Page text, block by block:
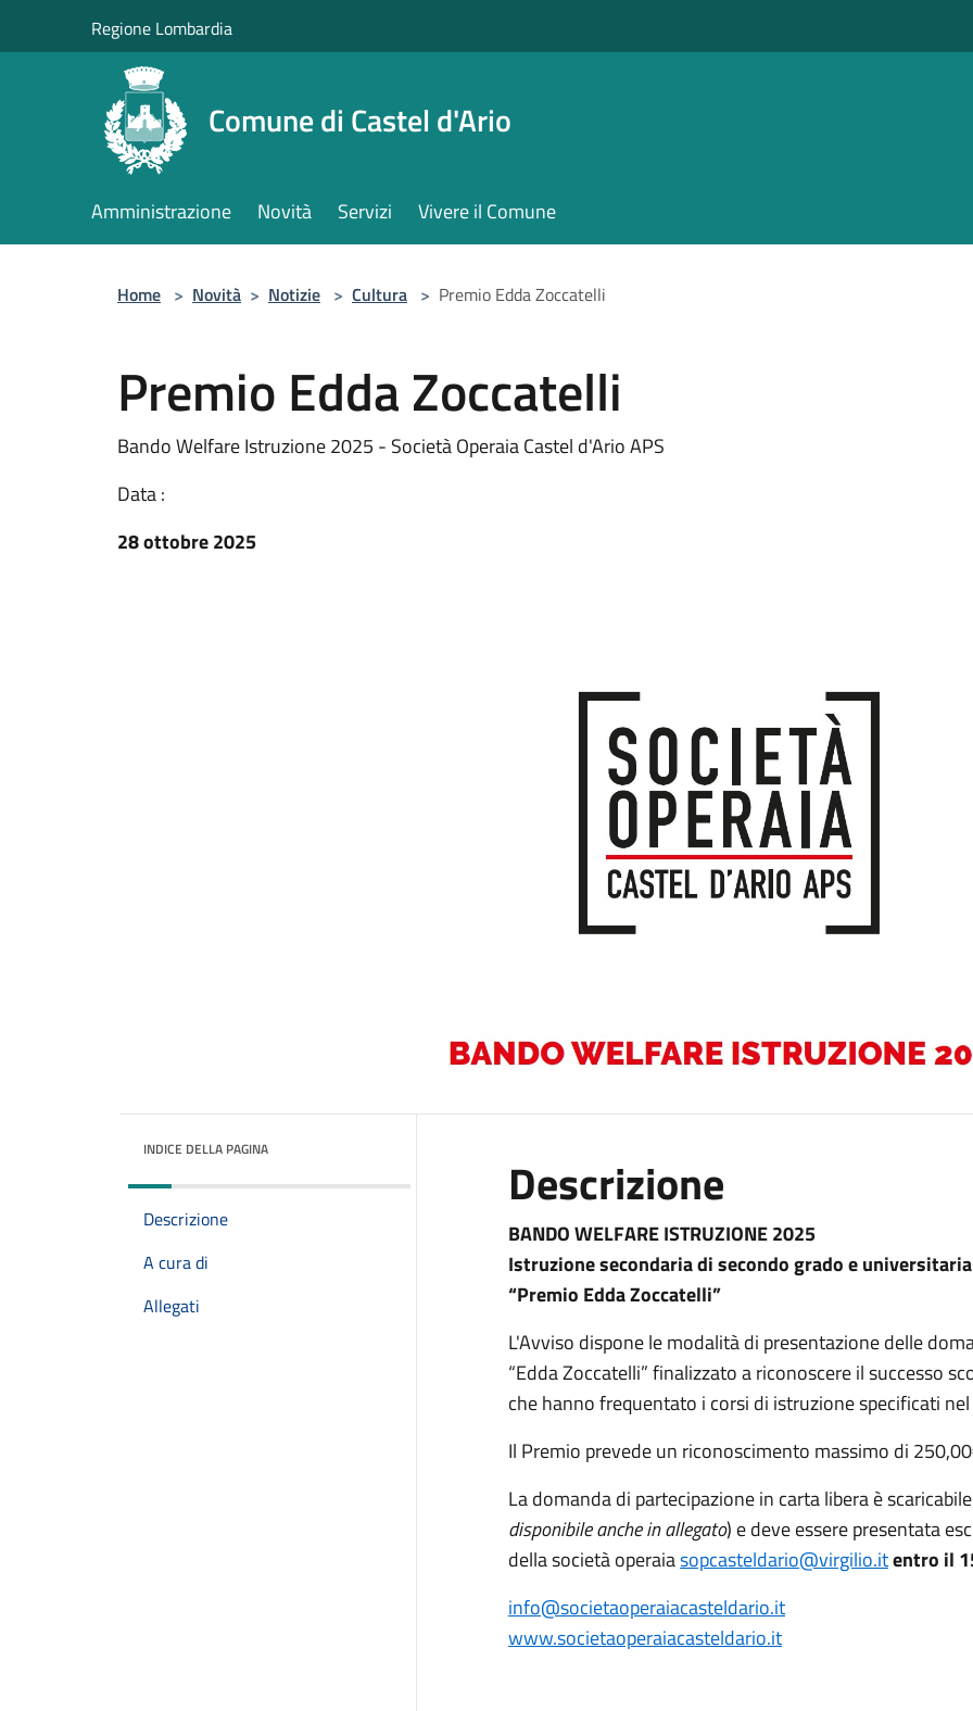
Regione Lombardia
Comune di Castel d'Ario
Amministrazione Novità Servizi Vivere il Comune
Home > Novità > Notizie > Cultura > Premio Edda Zoccatelli
Premio Edda Zoccatelli
Bando Welfare Istruzione 2025 - Società Operaia Castel d'Ario APS
Data :
28 ottobre 2025
INDICE DELLA PAGINA
Descrizione
A cura di
Allegati
Descrizione
BANDO WELFARE ISTRUZIONE 2025
Istruzione secondaria di secondo grado e universitaria
“Premio Edda Zoccatelli”
L'Avviso dispone le modalità di presentazione delle
“Edda Zoccatelli” finalizzato a riconoscere il successo
che hanno frequentato i corsi di istruzione specificati
Il Premio prevede un riconoscimento massimo di
La domanda di partecipazione in carta libera è
disponibile anche in allegato) e deve essere presentata
della società operaiasopcasteldario@virgilio.itentro il
info@societaoperaiacasteldario.it
www.societaoperaiacasteldario.it